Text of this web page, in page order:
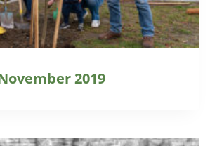
2019